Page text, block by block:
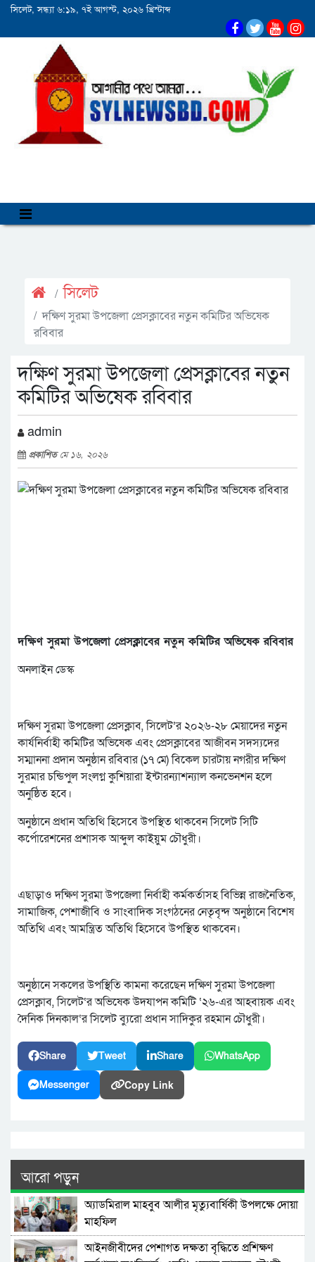
সিলেট, সন্ধ্যা ৬:১৯, ৭ই আগস্ট, ২০২৬ খ্রিস্টাব্দ
সিলেট
দক্ষিণ সুরমা উপজেলা প্রেসক্লাবের নতুন কমিটির অভিষেক
রবিবার
দক্ষিণ সুরমা উপজেলা প্রেসক্লাবের নতুন
কমিটির অভিষেক রবিবার
admin
প্রকাশিতমে ১৬, ২০২৬
দক্ষিণ সুরমা উপজেলা প্রেসক্লাবের নতুন কমিটির অভিষেক রবিবার
অনলাইন ডেস্ক
দক্ষিণ সুরমা উপজেলা প্রেসক্লাব, সিলেট’র ২০২৬-২৮ মেয়াদের নতুন
কার্যনির্বাহী কমিটির অভিষেক এবং প্রেসক্লাবের আজীবন সদস্যদের
সম্মাননা প্রদান অনুষ্ঠান রবিবার (১৭ মে) বিকেল চারটায় নগরীর দক্ষিণ
সুরমার চন্ডিপুল সংলগ্ন কুশিয়ারা ইন্টারন্যাশন্যাল কনভেনশন হলে
অনুষ্ঠিত হবে।
অনুষ্ঠানে প্রধান অতিথি হিসেবে উপস্থিত থাকবেন সিলেট সিটি
কর্পোরেশনের প্রশাসক আব্দুল কাইয়ুম চৌধুরী।
এছাড়াও দক্ষিণ সুরমা উপজেলা নির্বাহী কর্মকর্তাসহ বিভিন্ন রাজনৈতিক,
সামাজিক, পেশাজীবি ও সাংবাদিক সংগঠনের নেতৃবৃন্দ অনুষ্ঠানে বিশেষ
অতিথি এবং আমন্ত্রিত অতিথি হিসেবে উপস্থিত থাকবেন।
অনুষ্ঠানে সকলের উপস্থিতি কামনা করেছেন দক্ষিণ সুরমা উপজেলা
প্রেসক্লাব, সিলেট‘র অভিষেক উদযাপন কমিটি ‘২৬-এর আহবায়ক এবং
দৈনিক দিনকাল‘র সিলেট ব্যুরো প্রধান সাদিকুর রহমান চৌধুরী।
Share Tweet Share WhatsApp
Messenger Copy Link
আরো পড়ুন
অ্যাডমিরাল মাহবুব আলীর মৃত্যুবার্ষিকী উপলক্ষে দোয়া
মাহফিল
‎আইনজীবীদের পেশাগত দক্ষতা বৃদ্ধিতে প্রশিক্ষণ